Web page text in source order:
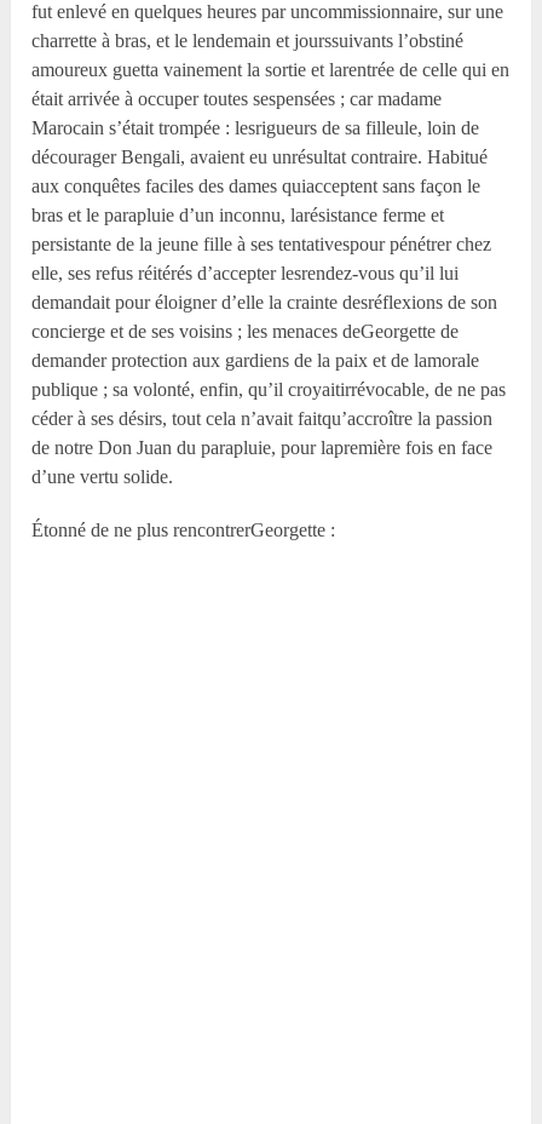
fut enlevé en quelques heures par uncommissionnaire, sur une
charrette à bras, et le lendemain et jourssuivants l’obstiné
amoureux guetta vainement la sortie et larentrée de celle qui en
était arrivée à occuper toutes sespensées ; car madame
Marocain s’était trompée : lesrigueurs de sa filleule, loin de
décourager Bengali, avaient eu unrésultat contraire. Habitué
aux conquêtes faciles des dames quiacceptent sans façon le
bras et le parapluie d’un inconnu, larésistance ferme et
persistante de la jeune fille à ses tentativespour pénétrer chez
elle, ses refus réitérés d’accepter lesrendez-vous qu’il lui
demandait pour éloigner d’elle la crainte desréflexions de son
concierge et de ses voisins ; les menaces deGeorgette de
demander protection aux gardiens de la paix et de lamorale
publique ; sa volonté, enfin, qu’il croyaitirrévocable, de ne pas
céder à ses désirs, tout cela n’avait faitqu’accroître la passion
de notre Don Juan du parapluie, pour lapremière fois en face
d’une vertu solide.
Étonné de ne plus rencontrerGeorgette :